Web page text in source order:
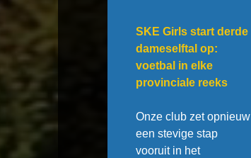
SKE Girls start derde
dameselftal op:
voetbal in elke
provinciale reeks
Onze club zet opnieuw
een stevige stap
vooruit in het